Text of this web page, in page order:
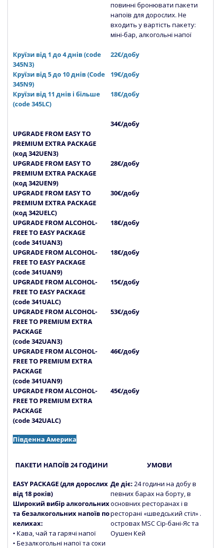
повинні бронювати пакети
напоїв для дорослих. Не
входить у вартість пакету:
міні-бар, алкогольні напої
Круїзи від 1 до 4 днів (code
345N3)
22€/добу
Круїзи від 5 до 10 днів (Сode
345N9)
19€/добу
Круїзи від 11 днів і більше
(code 345LC)
18€/добу
UPGRADE FROM EASY TO
PREMIUM EXTRA PACKAGE
(код 342UEN3)
34€/добу
UPGRADE FROM EASY TO
PREMIUM EXTRA PACKAGE
(код 342UEN9)
28€/добу
UPGRADE FROM EASY TO
PREMIUM EXTRA PACKAGE
(код 342UELC)
30€/добу
UPGRADE FROM ALCOHOL-
FREE TO EASY PACKAGE
(code 341UAN3)
18€/добу
UPGRADE FROM ALCOHOL-
FREE TO EASY PACKAGE
(code 341UAN9)
18€/добу
UPGRADE FROM ALCOHOL-
FREE TO EASY PACKAGE
(code 341UALC)
15€/добу
UPGRADE FROM ALCOHOL-
FREE TO PREMIUM EXTRA
PACKAGE
(code 342UAN3)
53€/добу
UPGRADE FROM ALCOHOL-
FREE TO PREMIUM EXTRA
PACKAGE
(code 341UAN9)
46€/добу
UPGRADE FROM ALCOHOL-
FREE TO PREMIUM EXTRA
PACKAGE
(code 342UALC)
45€/добу
Південна Америка
ПАКЕТИ НАПОЇВ 24 ГОДИНИ УМОВИ
EASY PACKAGE (для дорослих
від 18 років)
Широкий вибір алкогольних
та безалкогольних напоїв по
келихах:
• Кава, чай та гарячі напої
• Безалкогольні напої та соки
Де діє: 24 години на добу в
певних барах на борту, в
основних ресторанах і в
ресторані «шведський стіл» .
островах MSC Сір-бані-Яс та
Оушен Кей